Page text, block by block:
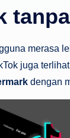
merasa
juga
dengan